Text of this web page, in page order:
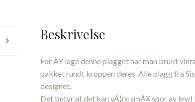
Beskrivelse
For Ã¥ lage denne plagget har man brukt
pakket rundt kroppen deres. Alle plagg fra
designet.
Det betyr at det kan vÃ¦re smÃ¥ spor av levd